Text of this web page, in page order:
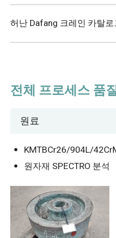
허난 Dafang 크레인 카탈로
전체 프로세스 품
원료
KMTBCr26/904L/
원자재 SPECTRO 분석